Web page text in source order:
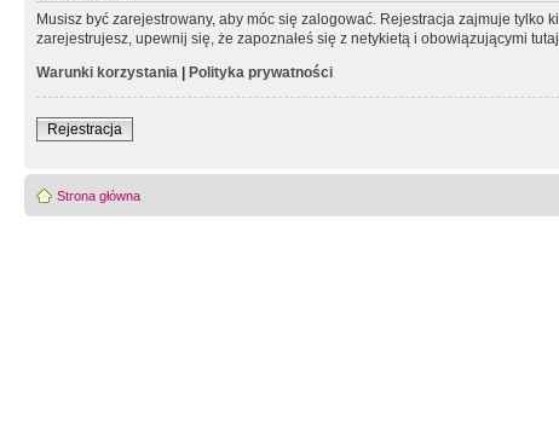
Musisz być zarejestrowany, aby móc się zalogować. Rejestracja zajmuje
zarejestrujesz, upewnij się, że zapoznałeś się z netykietą i obowiązującymi
Warunki korzystania | Polityka prywatności
Rejestracja
Strona główna